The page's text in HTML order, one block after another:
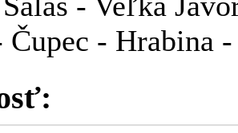
Čupec - Hrabina